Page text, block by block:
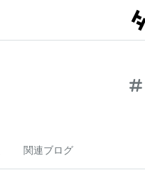
関連ブログ